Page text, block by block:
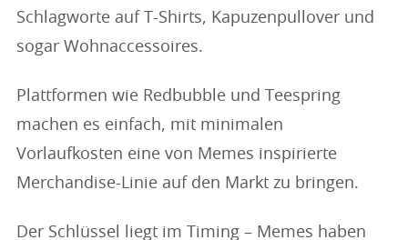
Schlagworte auf T-Shirts, Kapuzenpullover und
sogar Wohnaccessoires.
Plattformen wie Redbubble und Teespring
machen es einfach, mit minimalen
Vorlaufkosten eine von Memes inspirierte
Merchandise-Linie auf den Markt zu bringen.
Der Schlüssel liegt im Timing – Memes haben